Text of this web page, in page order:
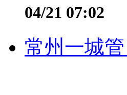
04/21 07:02
常州一城